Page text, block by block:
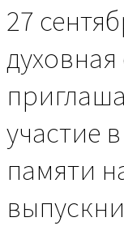
27
участие
памяти